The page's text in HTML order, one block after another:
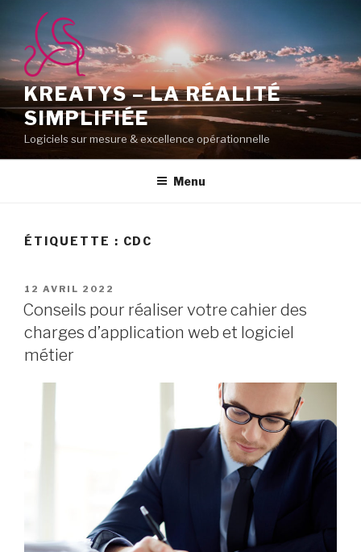
contenu
principal
KREATYS – LA RÉALITÉ
SIMPLIFIÉE
Logiciels sur mesure & excellence opérationnelle
Menu
ÉTIQUETTE : CDC
PUBLIÉ
LE
12 AVRIL 2022
Conseils pour réaliser votre cahier des
charges d’application web et logiciel
métier